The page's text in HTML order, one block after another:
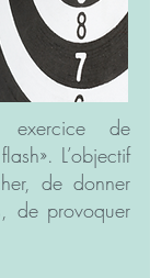
de
L’objectif
de donner
de provoquer